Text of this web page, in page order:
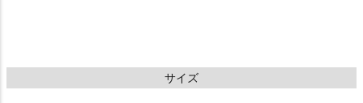
サイズ